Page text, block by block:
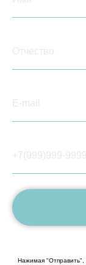
Нажимая "Отправить",